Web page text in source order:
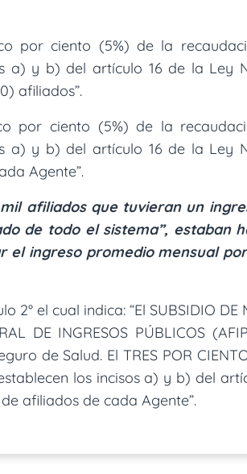
por ciento (5%) de la
a) y b) del artículo 16 de la Ley
afiliados”.
por ciento (5%) de la
a) y b) del artículo 16 de la Ley
Agente”.
afiliados que tuvieran un
de todo el sistema”, estaban
el ingreso promedio mensual
el cual indica: “El SUBSIDIO DE
DE INGRESOS PÚBLICOS
de Salud. El TRES POR
los incisos a) y b) del
afiliados de cada Agente”.